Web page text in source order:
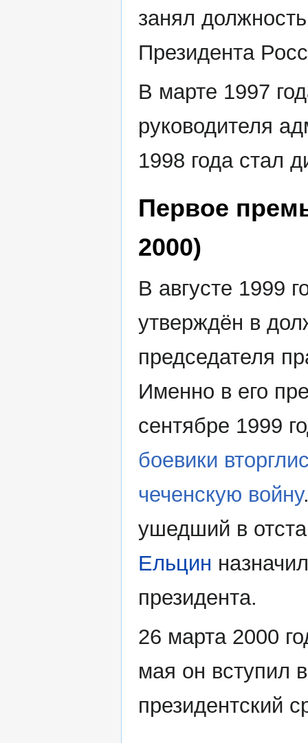
занял
Президента
В марте 1997
руководителя
1998 года стал
Первое
2000)
В августе 1999
утверждён в
председателя
Именно в его
сентябре 1999
боевики
чеченскую войну
ушедший в
Ельцин
президента.
26 марта 2000
мая он вступил
президентский